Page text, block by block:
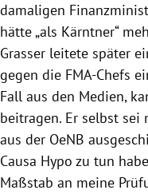
damaligen
hätte „als Kärntner“
Grasser leitete später
gegen die FMA-Chefs
Fall aus den Medien,
beitragen. Er selbst sei
aus der OeNB
Causa Hypo zu tun
Maßstab an meine